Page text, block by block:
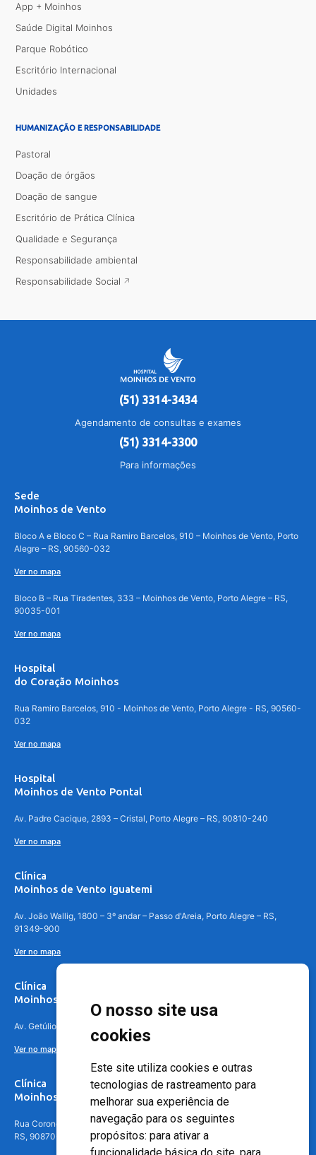
O nosso site usa
cookies
Este site utiliza cookies e outras
tecnologias de rastreamento para
melhorar sua experiência de
navegação para os seguintes
propósitos: para ativar a
App + Moinhos
Saúde Digital Moinhos
Parque Robótico
Escritório Internacional
Unidades
HUMANIZAÇÃO E RESPONSABILIDADE
Pastoral
Doação de órgãos
Doação de sangue
Escritório de Prática Clínica
Qualidade e Segurança
Responsabilidade ambiental
Responsabilidade Social
(51) 3314-3434
Agendamento de consultas e exames
(51) 3314-3300
Para informações
Sede
Moinhos de Vento
Bloco A e Bloco C – Rua Ramiro Barcelos, 910 – Moinhos de Vento, Porto
Alegre – RS, 90560-032
Ver no mapa
Bloco B – Rua Tiradentes, 333 – Moinhos de Vento, Porto Alegre – RS,
90035-001
Ver no mapa
Hospital
do Coração Moinhos
Rua Ramiro Barcelos, 910 - Moinhos de Vento, Porto Alegre - RS, 90560-
032
Ver no mapa
Hospital
Moinhos de Vento Pontal
Av. Padre Cacique, 2893 – Cristal, Porto Alegre – RS, 90810-240
Ver no mapa
Clínica
Moinhos de Vento Iguatemi
Av. João Wallig, 1800 – 3º andar – Passo d'Areia, Porto Alegre – RS,
91349-900
Ver no mapa
Clínica
Moinhos de Vento Canoas
Av. Getúlio Vargas, 4841 – Centro, Canoas – RS, 92010-010
Ver no mapa
Clínica
Moinhos de Vento - Teresópolis
Rua Coronel Aparício Borges, 250 - 3º andar - Teresópolis, Porto Alegre -
RS, 90870-016